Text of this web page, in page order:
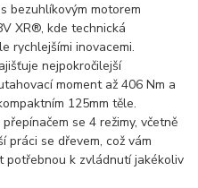
bezuhlíkovým motorem
XR®, kde technická
rychlejšími inovacemi.
nejpokročilejší
moment až 406 Nm a
125mm těle.
se 4 režimy, včetně
práci se dřevem, což vám
potřebnou k zvládnutí jakékoliv